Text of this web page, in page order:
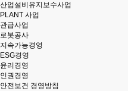
산업설비유지보수사업
PLANT 사업
관급사업
로봇공사
지속가능경영
ESG경영
윤리경영
인권경영
안전보건 경영방침